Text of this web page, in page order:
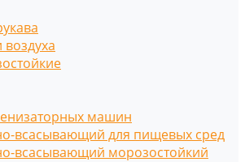
машин
всасывающий для пищевых сред
всасывающий морозостойкий